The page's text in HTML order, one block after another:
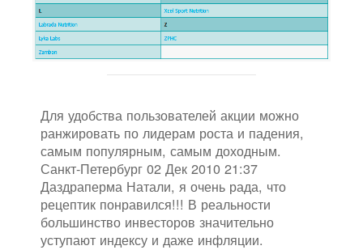
Для удобства пользователей акции можно
ранжировать по лидерам роста и падения,
самым популярным, самым доходным.
Санкт-Петербург 02 Дек 2010 21:37
Даздраперма Натали, я очень рада, что
рецептик понравился!!! В реальности
большинство инвесторов значительно
уступают индексу и даже инфляции.